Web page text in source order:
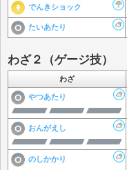
でんきショック
たいあたり
わざ２（ゲージ技）
わざ
やつあたり
おんがえし
のしかかり